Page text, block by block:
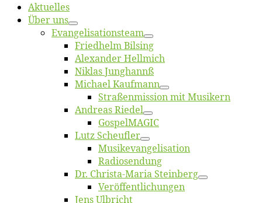
Ak­tu­el­les
Über uns
Evangelisa­tions­team
Fried­helm Bilsing
Alex­an­der Hellmich
Ni­klas Junghannß
Mi­cha­el Kaufmann
Straßenmis­sion mit Musikern
An­dre­as Riedel
Gos­pel­MA­GIC
Lutz Scheuf­ler
Musikevan­ge­li­sa­tion
Ra­dio­sen­dung
Dr. Chris­­ta-Ma­ria Steinberg
Ver­öf­fent­li­chun­gen
Jens Ulb­richt